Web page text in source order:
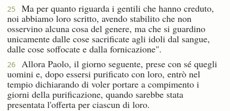
25
Ma per quanto riguarda i gentili che hanno creduto,
noi abbiamo loro scritto, avendo stabilito che non
osservino alcuna cosa del genere, ma che si guardino
unicamente dalle cose sacrificate agli idoli dal sangue,
dalle cose soffocate e dalla fornicazione".
26
Allora Paolo, il giorno seguente, prese con sé quegli
uomini e, dopo essersi purificato con loro, entrò nel
tempio dichiarando di voler portare a compimento i
giorni della purificazione, quando sarebbe stata
presentata l'offerta per ciascun di loro.